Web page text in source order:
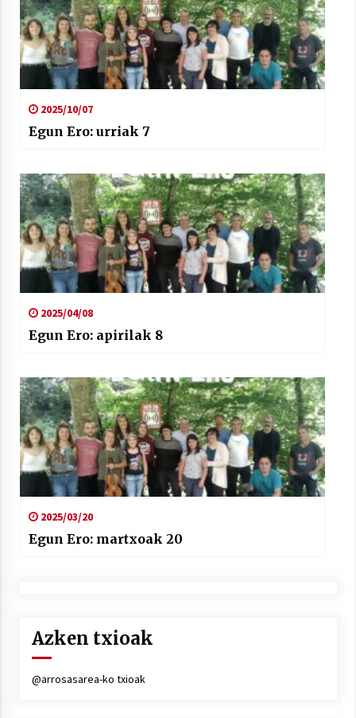
2025/10/07
Egun Ero: urriak 7
2025/04/08
Egun Ero: apirilak 8
2025/03/20
Egun Ero: martxoak 20
Azken txioak
@arrosasarea-ko txioak